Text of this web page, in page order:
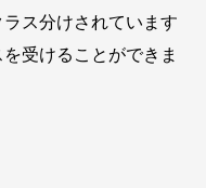
ス分けされています
受けることができま